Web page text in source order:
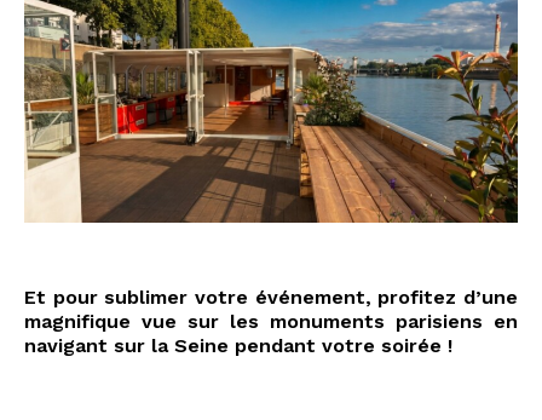
Et pour sublimer votre événement, profitez d’une
magnifique vue sur les monuments parisiens en
navigant sur la Seine pendant votre soirée !